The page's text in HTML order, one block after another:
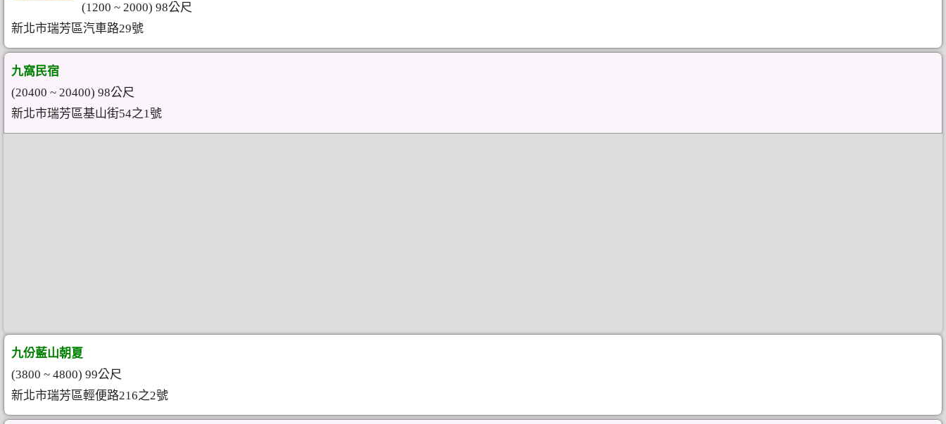
(1200 ~ 2000) 98公尺
新北市瑞芳區汽車路29號
九窩民宿
(20400 ~ 20400) 98公尺
新北市瑞芳區基山街54之1號
九份藍山朝夏
(3800 ~ 4800) 99公尺
新北市瑞芳區輕便路216之2號